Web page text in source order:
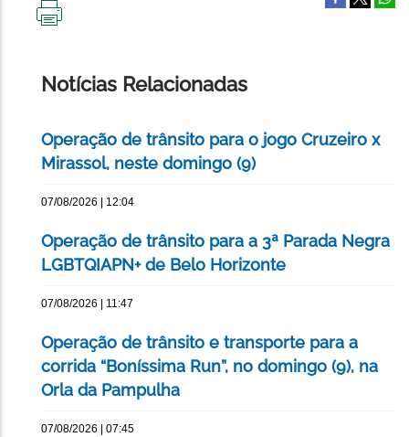
Notícias Relacionadas
Operação de trânsito para o jogo Cruzeiro x
Mirassol, neste domingo (9)
07/08/2026 | 12:04
Operação de trânsito para a 3ª Parada Negra
LGBTQIAPN+ de Belo Horizonte
07/08/2026 | 11:47
Operação de trânsito e transporte para a
corrida “Boníssima Run”, no domingo (9), na
Orla da Pampulha
07/08/2026 | 07:45